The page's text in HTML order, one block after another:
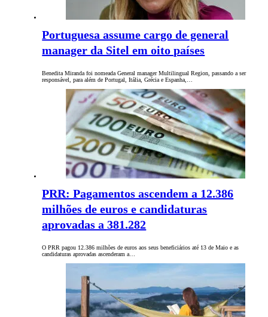
Portuguesa assume cargo de general
manager da Sitel em oito países
Benedita Miranda foi nomeada General manager Multilingual Region, passando a ser
responsável, para além de Portugal, Itália, Grécia e Espanha,…
PRR: Pagamentos ascendem a 12.386
milhões de euros e candidaturas
aprovadas a 381.282
O PRR pagou 12.386 milhões de euros aos seus beneficiários até 13 de Maio e as
candidaturas aprovadas ascenderam a…